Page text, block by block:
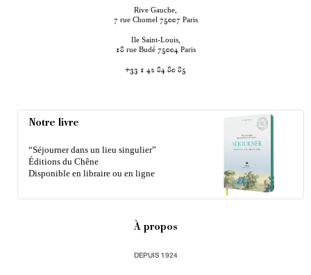
Rive Gauche,
7 rue Chomel 75007 Paris
Ile Saint-Louis,
18 rue Budé 75004 Paris
+33 1 42 84 80 85
Notre livre
“Séjourner dans un lieu singulier”
Éditions du Chêne
Disponible en libraire ou en ligne
À propos
DEPUIS 1924